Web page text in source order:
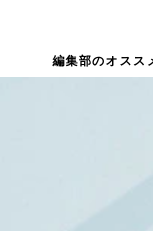
編集部のオスス